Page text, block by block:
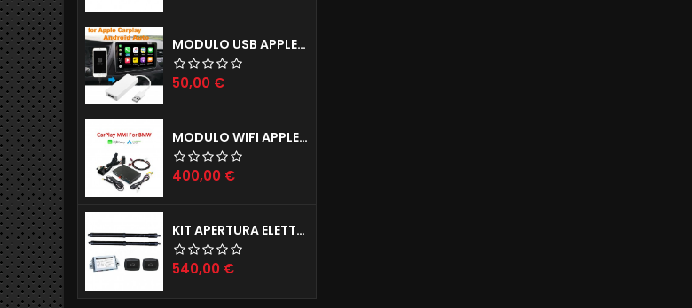
MODULO USB APPLE CARPLAY X IPHONE E ANDROID AUTO X AUTORADIO ANDROID
Prezzo
50,00 €
MODULO WIFI APPLE CARPLAY X IPHONE E ANDROID AUTO MODELLI BMW (ANCHE INGRESSO CAMERE POSTERIORE E ANTERIORE)
Prezzo
400,00 €
KIT APERTURA ELETTRICA BAGAGLIAIO JAGUAR E-PACE F-PACE
Prezzo
540,00 €